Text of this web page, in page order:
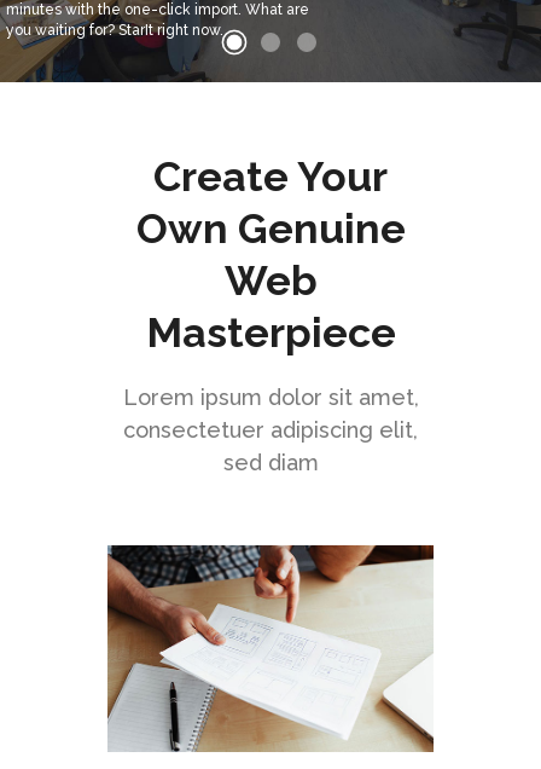
minutes with the one-click import. What are
you waiting for? StarIt right now.
Create Your
Own Genuine
Web
Masterpiece
Lorem ipsum dolor sit amet,
consectetuer adipiscing elit,
sed diam